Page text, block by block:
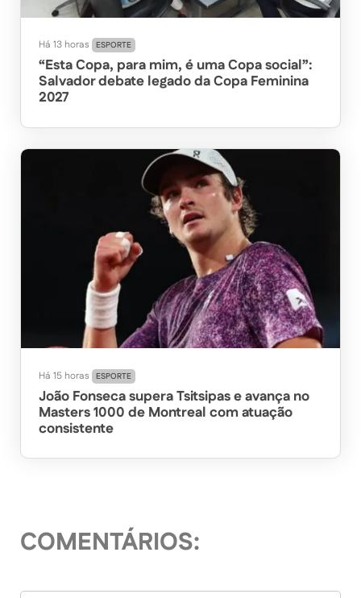
Há 13 horas ESPORTE
“Esta Copa, para mim, é uma Copa social”:
Salvador debate legado da Copa Feminina
2027
Há 15 horas ESPORTE
João Fonseca supera Tsitsipas e avança no
Masters 1000 de Montreal com atuação
consistente
COMENTÁRIOS: